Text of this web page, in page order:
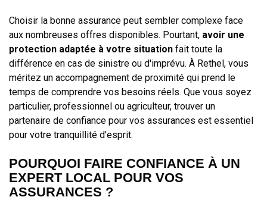
Choisir la bonne assurance peut sembler complexe face
aux nombreuses offres disponibles. Pourtant, avoir une
protection adaptée à votre situation fait toute la
différence en cas de sinistre ou d'imprévu. À Rethel, vous
méritez un accompagnement de proximité qui prend le
temps de comprendre vos besoins réels. Que vous soyez
particulier, professionnel ou agriculteur, trouver un
partenaire de confiance pour vos assurances est essentiel
pour votre tranquillité d'esprit.
POURQUOI FAIRE CONFIANCE À UN
EXPERT LOCAL POUR VOS
ASSURANCES ?